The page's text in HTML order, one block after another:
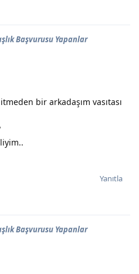
Başvurusu Yapanlar
bir arkadaşım vasıtası
Yanıtla
Başvurusu Yapanlar